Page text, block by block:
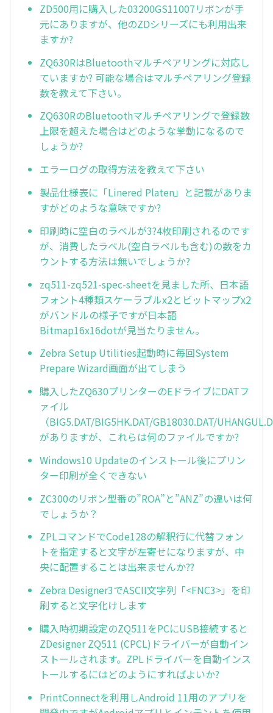
ZD500用に購入した03200GS11007リボンが手
元にありますが、他のZDシリーズにも利用出来
ますか?
ZQ630RはBluetoothマルチペアリングに対応し
ていますか? 可能な場合はマルチペアリング登録
数を教えて下さい。
ZQ630RのBluetoothマルチペアリングで登録数
上限を超えた場合はどのような挙動になるので
しょうか?
エラーログの取得方法を教えて下さい
製品仕様表に「Linered Platen」と記載がありま
すがどのような意味ですか?
印刷時に空白のラベルが3?4枚印刷されるのです
が、消費したラベル(空白ラベルも含む)の数をカ
ウントする方法は無いでしょうか?
zq511-zq521-spec-sheetを見ました所、日本語
フォント4種類スケーラブルx2とビットマップx2
がバンドルの様子ですが日本語
Bitmap16x16dotが見当たりません。
Zebra Setup Utilities起動時に毎回System
Prepare Wizard画面が出てしまう
購入したZQ630プリンターのEドライブにDATフ
ァイル
（BIG5.DAT/BIG5HK.DAT/GB18030.DAT/
がありますが、これらは何のファイルですか?
Windows10 Updateのインストール後にプリン
ター印刷が全くできない
ZC300のリボン型番の”ROA”と”ANZ”の違いは何
でしょうか？
ZPLコマンドでCode128の解釈行に代替フォン
トを指定すると文字が左寄せになりますが、中
央に配置することは出来ませんか??
Zebra Designer3でASCII文字列「<FNC3>」を印
刷すると文字化けします
購入時初期設定のZQ511をPCにUSB接続すると
ZDesigner ZQ511 (CPCL)ドライバーが自動イン
ストールされます。ZPLドライバーを自動インス
トールするにはどのようにすればよいか?
PrintConnectを利用しAndroid 11用のアプリを